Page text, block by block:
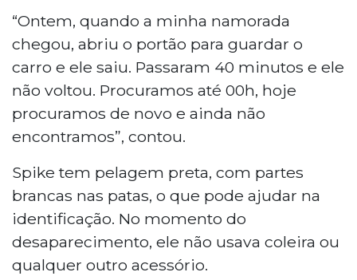
“Ontem, quando a minha namorada
chegou, abriu o portão para guardar o
carro e ele saiu. Passaram 40 minutos e ele
não voltou. Procuramos até 00h, hoje
procuramos de novo e ainda não
encontramos”, contou.
Spike tem pelagem preta, com partes
brancas nas patas, o que pode ajudar na
identificação. No momento do
desaparecimento, ele não usava coleira ou
qualquer outro acessório.